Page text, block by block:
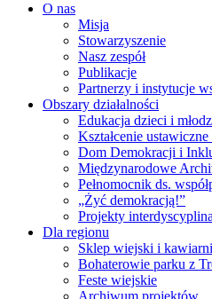
O nas
Misja
Stowarzyszenie
Nasz zespół
Publikacje
Partnerzy i instytucje
Obszary działalności
Edukacja dzieci i
Kształcenie ustawiczne
Dom Demokracji i
Międzynarodowe
Pełnomocnik ds.
„Żyć demokracją!”
Projekty
Dla regionu
Sklep wiejski i
Bohaterowie parku z
Feste wiejskie
Archiwum projektów